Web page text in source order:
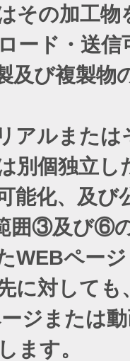
の加工物
ード・送信
び複製物
ルまたは
別個独立
能化、及
③及び⑥の
WEBペー
に対して
ジまたは
ます。